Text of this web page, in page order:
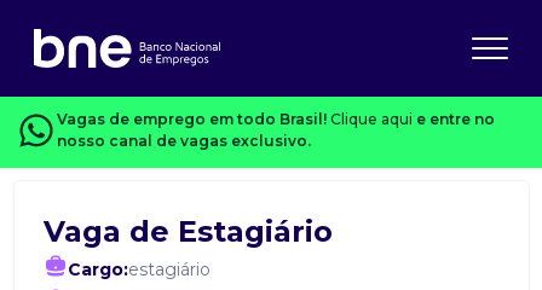
Vagas de emprego em todo Brasil! Clique aqui e entre no
nosso canal de vagas exclusivo.
Vaga de Estagiário
Cargo:estagiário